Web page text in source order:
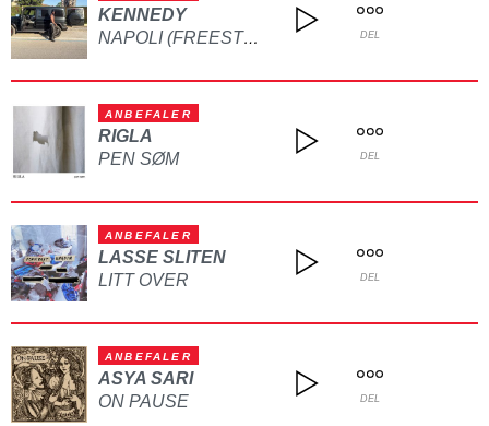
KENNEDY
NAPOLI (FREESTYLE) DEL
ANBEFALER
RIGLA
PEN SØM
DEL
ANBEFALER
LASSE SLITEN
LITT OVER
DEL
ANBEFALER
ASYA SARI
ON PAUSE
DEL